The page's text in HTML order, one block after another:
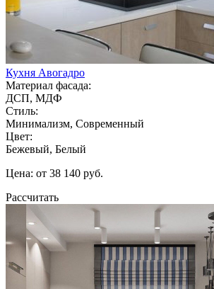
Кухня Авогадро
Материал фасада:
ДСП, МДФ
Стиль:
Минимализм, Современный
Цвет:
Бежевый, Белый
Цена: от 38 140 руб.
Рассчитать